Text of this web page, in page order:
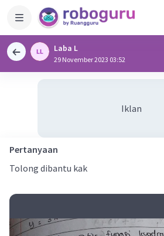
Laba L
29 November 2023 03:52
Iklan
Pertanyaan
Tolong dibantu kak